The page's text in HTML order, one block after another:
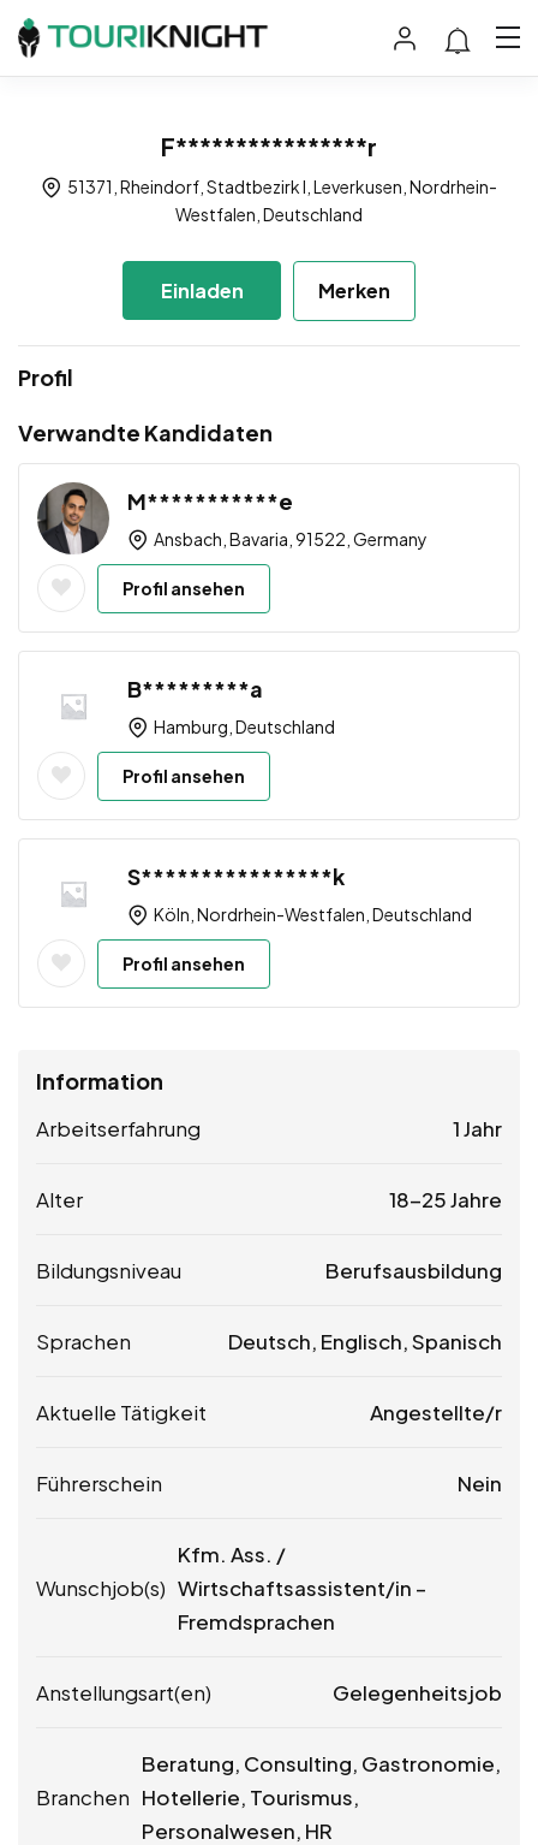
F****************r
51371, Rheindorf, Stadtbezirk I, Leverkusen, Nordrhein-
Westfalen, Deutschland
Einladen Merken
Profil
Verwandte Kandidaten
M***********e
Ansbach, Bavaria, 91522, Germany
Profil ansehen
B*********a
Hamburg, Deutschland
Profil ansehen
S****************k
Köln, Nordrhein-Westfalen, Deutschland
Profil ansehen
Information
Arbeitserfahrung 1 Jahr
Alter 18-25 Jahre
Bildungsniveau Berufsausbildung
Sprachen Deutsch, Englisch, Spanisch
Aktuelle Tätigkeit Angestellte/r
Führerschein Nein
Wunschjob(s)
Kfm. Ass. /
Wirtschaftsassistent/in –
Fremdsprachen
Anstellungsart(en) Gelegenheitsjob
Branchen
Beratung, Consulting, Gastronomie,
Hotellerie, Tourismus,
Personalwesen, HR